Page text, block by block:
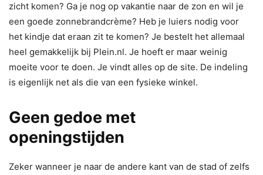
zicht komen? Ga je nog op vakantie naar de zon en wil je
een goede zonnebrandcrème? Heb je luiers nodig voor
het kindje dat eraan zit te komen? Je bestelt het allemaal
heel gemakkelijk bij Plein.nl. Je hoeft er maar weinig
moeite voor te doen. Je vindt alles op de site. De indeling
is eigenlijk net als die van een fysieke winkel.
Geen gedoe met
openingstijden
Zeker wanneer je naar de andere kant van de stad of zelfs